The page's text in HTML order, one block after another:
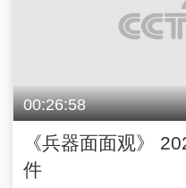
00:26:58
《兵器面面观》
件